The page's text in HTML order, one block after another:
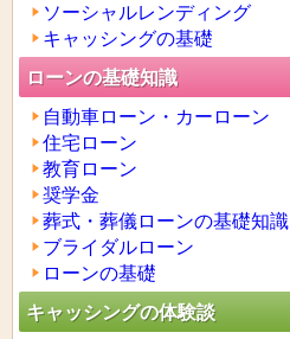
ソーシャルレンディング
キャッシングの基礎
ローンの基礎知識
自動車ローン・カーローン
住宅ローン
教育ローン
奨学金
葬式・葬儀ローンの基礎知識
ブライダルローン
ローンの基礎
キャッシングの体験談